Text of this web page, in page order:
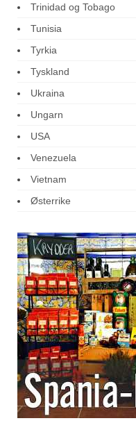
Trinidad og Tobago
Tunisia
Tyrkia
Tyskland
Ukraina
Ungarn
USA
Venezuela
Vietnam
Østerrike